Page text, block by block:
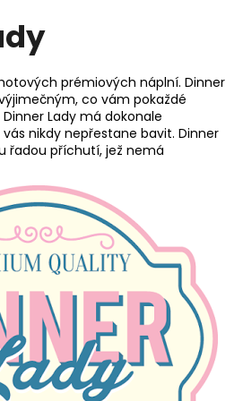
prémiových náplní. Dinner
co vám pokaždé
Lady má dokonale
nikdy nepřestane bavit. Dinner
řadou příchutí, jež nemá